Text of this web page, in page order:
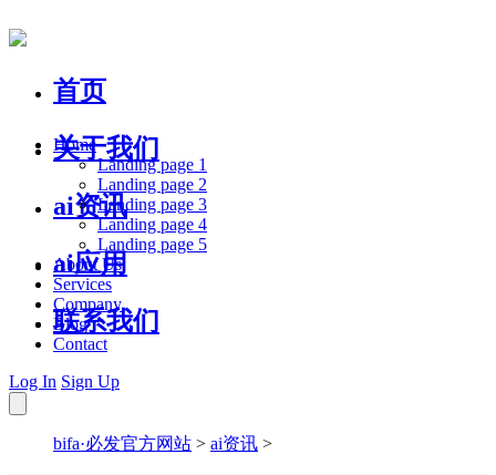
首页
关于我们
ai资讯
ai应用
联系我们
Home
Landing page 1
Landing page 2
Landing page 3
Landing page 4
Landing page 5
About Us
Services
Company
Blog
Contact
Log In Sign Up
bifa·必发官方网站 > ai资讯 >